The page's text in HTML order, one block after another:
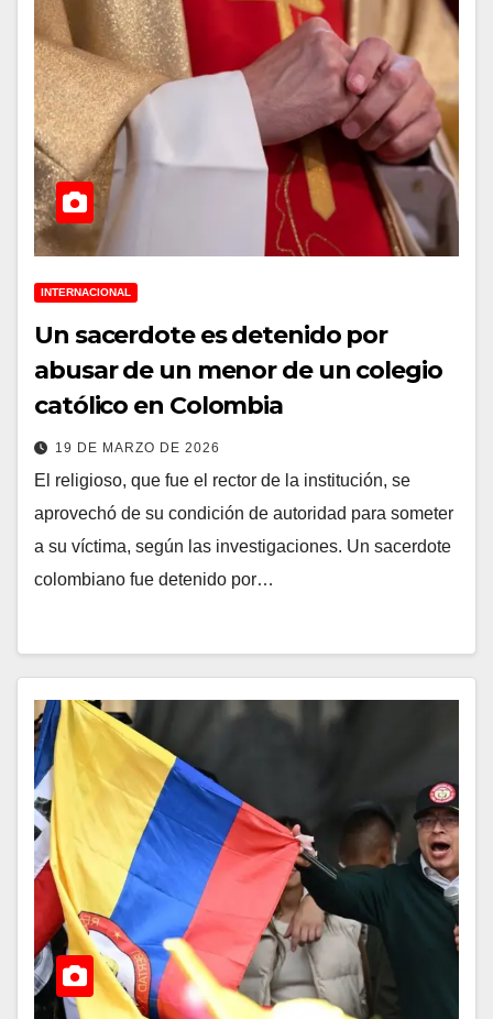
INTERNACIONAL
Un sacerdote es detenido por
abusar de un menor de un colegio
católico en Colombia
19 DE MARZO DE 2026
El religioso, que fue el rector de la institución, se
aprovechó de su condición de autoridad para someter
a su víctima, según las investigaciones. Un sacerdote
colombiano fue detenido por…